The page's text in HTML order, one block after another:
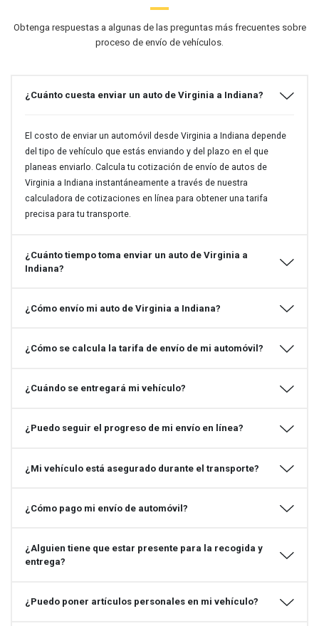
Obtenga respuestas a algunas de las preguntas más frecuentes sobre
proceso de envío de vehículos.
¿Cuánto cuesta enviar un auto de Virginia a Indiana?
El costo de enviar un automóvil desde Virginia a Indiana depende
del tipo de vehículo que estás enviando y del plazo en el que
planeas enviarlo. Calcula tu cotización de envío de autos de
Virginia a Indiana instantáneamente a través de nuestra
calculadora de cotizaciones en línea para obtener una tarifa
precisa para tu transporte.
¿Cuánto tiempo toma enviar un auto de Virginia a
Indiana?
¿Cómo envío mi auto de Virginia a Indiana?
¿Cómo se calcula la tarifa de envío de mi automóvil?
¿Cuándo se entregará mi vehículo?
¿Puedo seguir el progreso de mi envío en línea?
¿Mi vehículo está asegurado durante el transporte?
¿Cómo pago mi envío de automóvil?
¿Alguien tiene que estar presente para la recogida y
entrega?
¿Puedo poner artículos personales en mi vehículo?